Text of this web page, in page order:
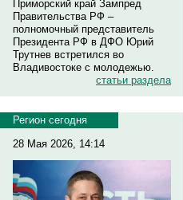
Приморский край Зампред
Правительства РФ –
полномочный представитель
Президента РФ в ДФО Юрий
Трутнев встретился во
Владивостоке с молодежью.
статьи раздела
Регион сегодня
28 Мая 2026, 14:14